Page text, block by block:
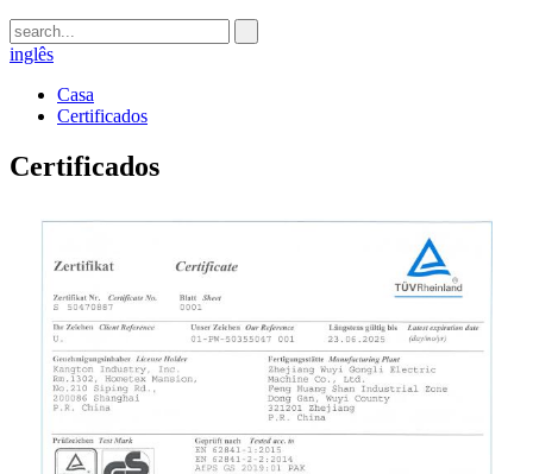
inglês
Casa
Certificados
Certificados